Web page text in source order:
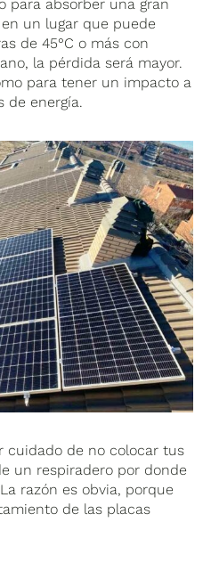
para absorber una gran
un lugar que puede
de 45°C o más con
la pérdida será mayor.
para tener un impacto a
de energía.
cuidado de no colocar tus
un respiradero por donde
razón es obvia, porque
de las placas